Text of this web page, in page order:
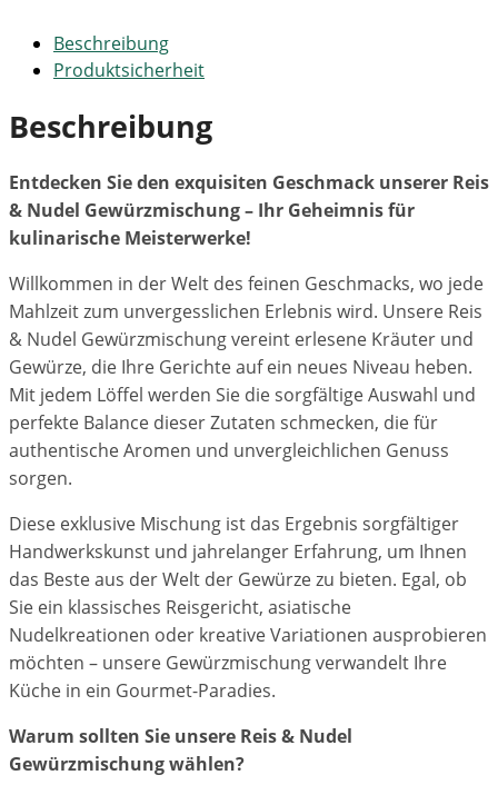
Beschreibung
Produktsicherheit
Beschreibung
Entdecken Sie den exquisiten Geschmack unserer Reis
& Nudel Gewürzmischung – Ihr Geheimnis für
kulinarische Meisterwerke!
Willkommen in der Welt des feinen Geschmacks, wo jede
Mahlzeit zum unvergesslichen Erlebnis wird. Unsere Reis
& Nudel Gewürzmischung vereint erlesene Kräuter und
Gewürze, die Ihre Gerichte auf ein neues Niveau heben.
Mit jedem Löffel werden Sie die sorgfältige Auswahl und
perfekte Balance dieser Zutaten schmecken, die für
authentische Aromen und unvergleichlichen Genuss
sorgen.
Diese exklusive Mischung ist das Ergebnis sorgfältiger
Handwerkskunst und jahrelanger Erfahrung, um Ihnen
das Beste aus der Welt der Gewürze zu bieten. Egal, ob
Sie ein klassisches Reisgericht, asiatische
Nudelkreationen oder kreative Variationen ausprobieren
möchten – unsere Gewürzmischung verwandelt Ihre
Küche in ein Gourmet-Paradies.
Warum sollten Sie unsere Reis & Nudel
Gewürzmischung wählen?